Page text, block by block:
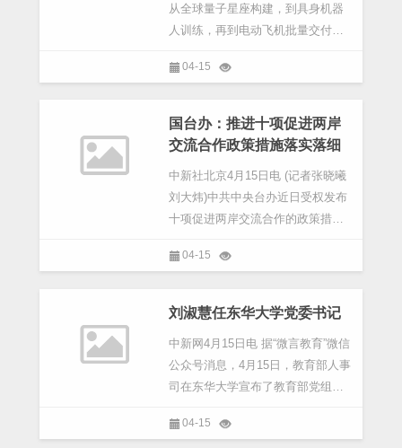
从全球量子星座构建，到具身机器
人训练，再到电动飞机批量交付和
记者随“牢记嘱托开新局 日新江淮往
地正加速向“新
04-15
国台办：推进十项促进两岸
交流合作政策措施落实落细
中新社北京4月15日电 (记者张晓曦
刘大炜)中共中央台办近日受权发布
十项促进两岸交流合作的政策措
在北京表示，下一步，将会同有关
落细，让两岸同胞早蒙
04-15
刘淑慧任东华大学党委书记
中新网4月15日电 据“微言教育”微信
公众号消息，4月15日，教育部人事
司在东华大学宣布了教育部党组的
党委书记，刘承功同志不再担任东
04-15